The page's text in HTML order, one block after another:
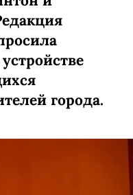
в
Этого
адепт
это
и